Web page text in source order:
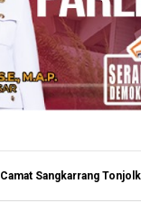
Camat Sangkarrang